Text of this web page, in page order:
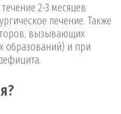
2-3 месяцев
лечение. Также
вызывающих
образований) и при